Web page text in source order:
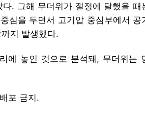
포 금지.
서비스 약관/정책